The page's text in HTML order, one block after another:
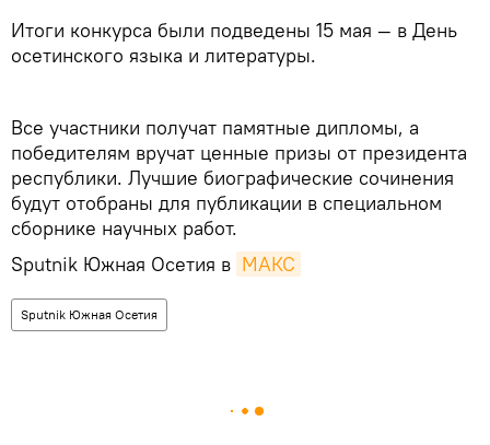
Итоги конкурса были подведены 15 мая — в День
осетинского языка и литературы. ⁣⁣⠀
Все участники получат памятные дипломы, а
победителям вручат ценные призы от президента
республики. Лучшие биографические сочинения
будут отобраны для публикации в специальном
сборнике научных работ.
Sputnik Южная Осетия в MAКС
Sputnik Южная Осетия